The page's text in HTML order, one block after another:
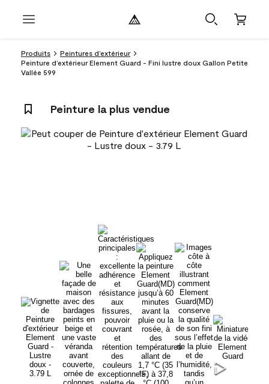
Produits
Peintures d’extérieur
Peinture d’extérieur Element Guard - Fini lustre doux Gallon Petite
Vallée 599
Peinture la plus vendue